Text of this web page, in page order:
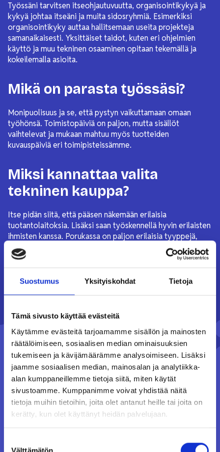
Suostumus Yksityiskohdat Tietoja
Tämä sivusto käyttää evästeitä
Käytämme evästeitä tarjoamamme sisällön ja mainosten
räätälöimiseen, sosiaalisen median ominaisuuksien
tukemiseen ja kävijämäärämme analysoimiseen. Lisäksi
jaamme sosiaalisen median, mainosalan ja analytiikka-
alan kumppaneillemme tietoja siitä, miten käytät
sivustoamme. Kumppanimme voivat yhdistää näitä
tietoja muihin tietoihin, joita olet antanut heille tai joita on
kerätty, kun olet käyttänyt heidän palvelujaan.
Työssäni tarvitsen itseohjautuvuutta, organisointikykyä ja
kykyä johtaa itseäni ja muita sidosryhmiä. Esimerkiksi
organisointikyky auttaa hallitsemaan useita projekteja
samanaikaisesti. Yksittäiset taidot, kuten eri ohjelmien
käyttö ja muu tekninen osaaminen opitaan tekemällä ja
kokeilemalla asioita.
Mikä on parasta työssäsi?
Monipuolisuus ja se, että pystyn vaikuttamaan omaan
työhönsä. Toimistopäiviä on paljon, mutta sisällöt
vaihtelevat ja mukaan mahtuu myös tuotteiden
kuvauspäiviä eri toimipisteissämme.
Miksi kannattaa valita
tekninen kauppa?
Itse pidän siitä, että pääsen näkemään erilaisia
tuotantolaitoksia. Lisäksi saan työskennellä hyvin erilaisten
ihmisten kanssa. Porukassa on paljon erilaisia tyyppejä,
koulutuksia ja taustoja.
Uratarinat